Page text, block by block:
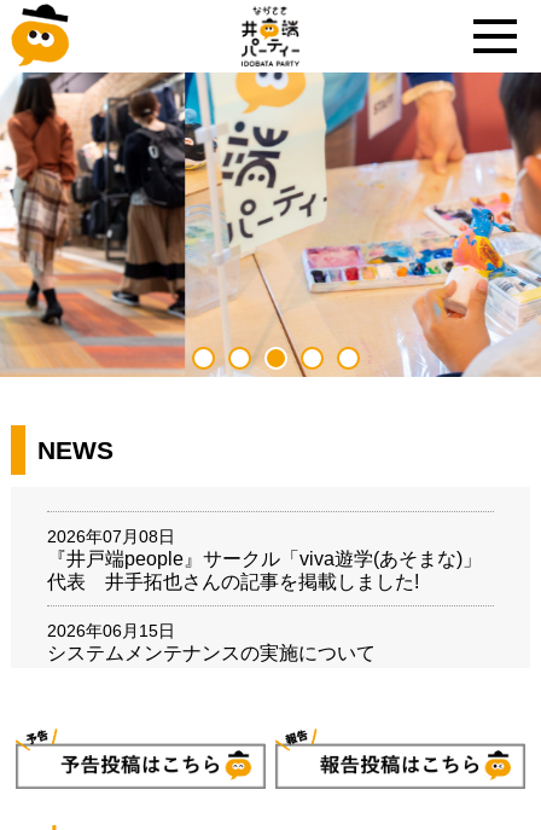
NEWS
2026年07月08日
『井戸端people』サークル「viva遊学(あそまな)」
代表 井手拓也さんの記事を掲載しました!
2026年06月15日
システムメンテナンスの実施について
『井戸端people』市民吹奏楽団「アンサンブル・ラ
フォーリア」 団長 柴田智美さんの記事を掲載しま
した!